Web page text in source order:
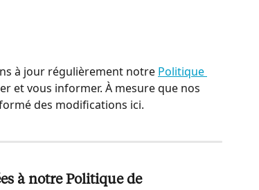
à jour régulièrement notre Politique
et vous informer. À mesure que nos
des modifications ici.
à notre Politique de